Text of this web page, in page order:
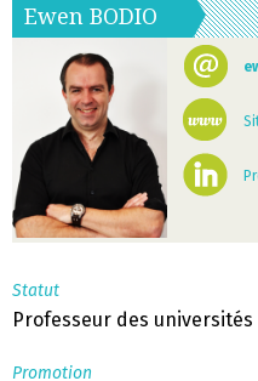
Ewen BODIO
Statut
Professeur des universités
Promotion